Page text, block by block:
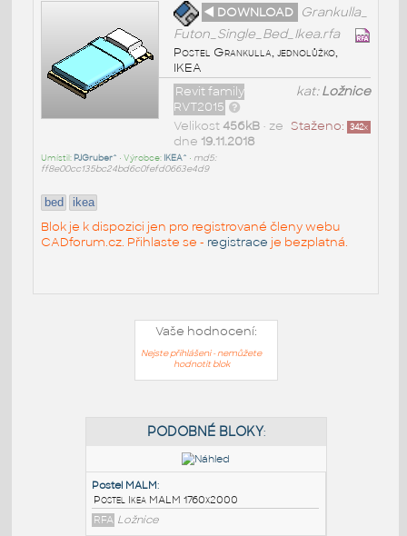
◄ DOWNLOAD Grankulla_
Futon_Single_Bed_Ikea.rfa
Postel Grankulla, jednolůžko,
IKEA
kat:Ložnice
Revit family
RVT2015
Staženo: 342x
Velikost 456kB• ze
dne 19.11.2018
Umístil: PJGruber^ • Výrobce: IKEA^ • md5:
ff8e00cc135bc24bd6c0fefd0663e4d9
bed ikea
Blok je k dispozici jen pro registrované členy webu
CADforum.cz. Přihlaste se - registrace je bezplatná.
Vaše hodnocení:
Nejste přihlášeni - nemůžete
hodnotit blok